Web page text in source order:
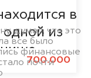
700.000
думал, что это
все было
финансовые
почти
в
одной из
его на